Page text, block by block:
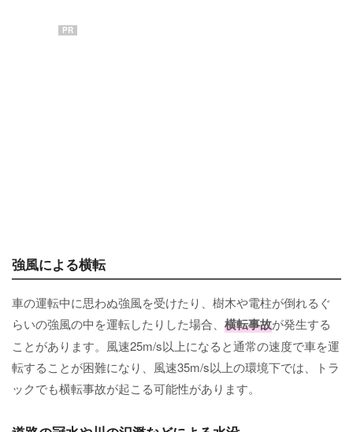
PR
強風による横転
車の運転中に思わぬ強風を受けたり、樹木や電柱が倒れるぐ
らいの強風の中を運転したりした場合、 横転事故が発生する
ことがあります。風速25m/s以上になると通常の速度で車を運
転することが困難になり、風速35m/s以上の環境下では、トラ
ックでも横転事故が起こる可能性があります。